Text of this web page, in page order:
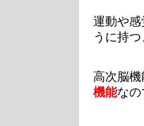
運動や
うに持つ
高次脳機
機能なの